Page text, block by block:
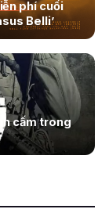
phí cuối
Belli’
cấm trong